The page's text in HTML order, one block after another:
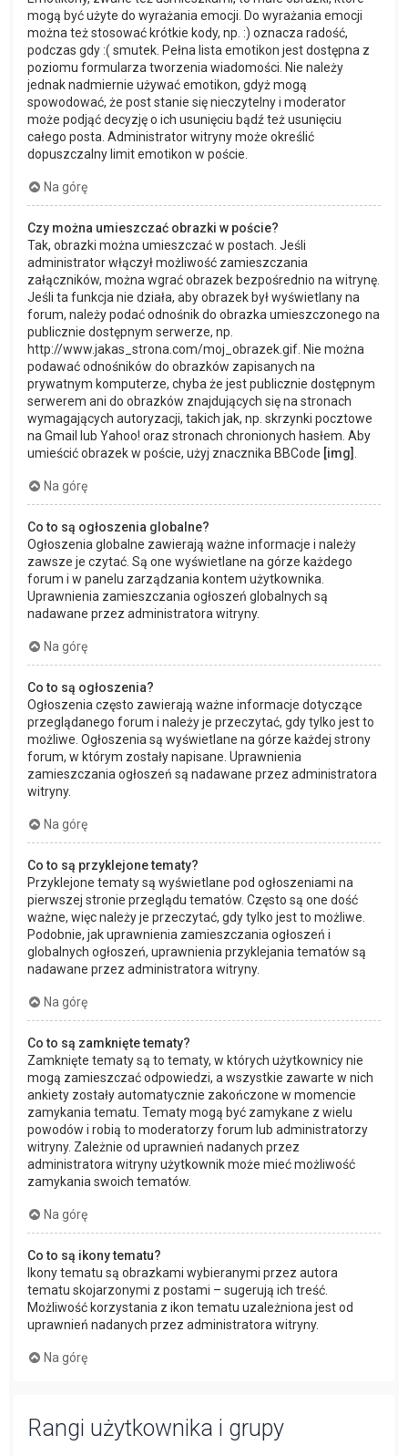
mogą być użyte do wyrażania emocji. Do wyrażania emocji
można też stosować krótkie kody, np. :) oznacza radość,
podczas gdy :( smutek. Pełna lista emotikon jest dostępna z
poziomu formularza tworzenia wiadomości. Nie należy
jednak nadmiernie używać emotikon, gdyż mogą
spowodować, że post stanie się nieczytelny i moderator
może podjąć decyzję o ich usunięciu bądź też usunięciu
całego posta. Administrator witryny może określić
dopuszczalny limit emotikon w poście.
Na górę
Czy można umieszczać obrazki w poście?
Tak, obrazki można umieszczać w postach. Jeśli
administrator włączył możliwość zamieszczania
załączników, można wgrać obrazek bezpośrednio na witrynę.
Jeśli ta funkcja nie działa, aby obrazek był wyświetlany na
forum, należy podać odnośnik do obrazka umieszczonego na
publicznie dostępnym serwerze, np.
http://www.jakas_strona.com/moj_obrazek.gif. Nie można
podawać odnośników do obrazków zapisanych na
prywatnym komputerze, chyba że jest publicznie dostępnym
serwerem ani do obrazków znajdujących się na stronach
wymagających autoryzacji, takich jak, np. skrzynki pocztowe
na Gmail lub Yahoo! oraz stronach chronionych hasłem. Aby
umieścić obrazek w poście, użyj znacznika BBCode [img]
Na górę
Co to są ogłoszenia globalne?
Ogłoszenia globalne zawierają ważne informacje i należy
zawsze je czytać. Są one wyświetlane na górze każdego
forum i w panelu zarządzania kontem użytkownika.
Uprawnienia zamieszczania ogłoszeń globalnych są
nadawane przez administratora witryny.
Na górę
Co to są ogłoszenia?
Ogłoszenia często zawierają ważne informacje dotyczące
przeglądanego forum i należy je przeczytać, gdy tylko jest to
możliwe. Ogłoszenia są wyświetlane na górze każdej strony
forum, w którym zostały napisane. Uprawnienia
zamieszczania ogłoszeń są nadawane przez administratora
witryny.
Na górę
Co to są przyklejone tematy?
Przyklejone tematy są wyświetlane pod ogłoszeniami na
pierwszej stronie przeglądu tematów. Często są one dość
ważne, więc należy je przeczytać, gdy tylko jest to możliwe.
Podobnie, jak uprawnienia zamieszczania ogłoszeń i
globalnych ogłoszeń, uprawnienia przyklejania tematów są
nadawane przez administratora witryny.
Na górę
Co to są zamknięte tematy?
Zamknięte tematy są to tematy, w których użytkownicy nie
mogą zamieszczać odpowiedzi, a wszystkie zawarte w nich
ankiety zostały automatycznie zakończone w momencie
zamykania tematu. Tematy mogą być zamykane z wielu
powodów i robią to moderatorzy forum lub administratorzy
witryny. Zależnie od uprawnień nadanych przez
administratora witryny użytkownik może mieć możliwość
zamykania swoich tematów.
Na górę
Co to są ikony tematu?
Ikony tematu są obrazkami wybieranymi przez autora
tematu skojarzonymi z postami – sugerują ich treść.
Możliwość korzystania z ikon tematu uzależniona jest od
uprawnień nadanych przez administratora witryny.
Na górę
Rangi użytkownika i grupy